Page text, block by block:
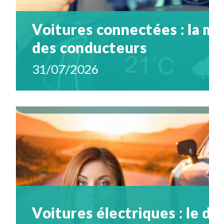
Voitures connectées : la
des conducteurs
31/07/2026
Voitures électriques : le